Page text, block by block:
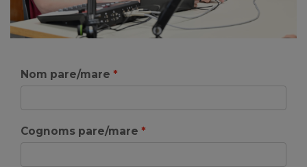
Nom pare/mare
Cognoms pare/mare